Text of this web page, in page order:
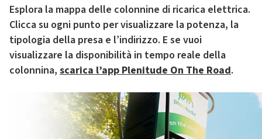
Esplora la mappa delle colonnine di ricarica elettrica.
Clicca su ogni punto per visualizzare la potenza, la
tipologia della presa e l’indirizzo. E se vuoi
visualizzare la disponibilità in tempo reale della
colonnina, scarica l’app Plenitude On The Road.